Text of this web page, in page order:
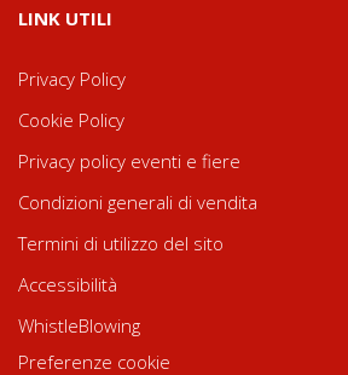
LINK UTILI
Privacy Policy
Cookie Policy
Privacy policy eventi e fiere
Condizioni generali di vendita
Termini di utilizzo del sito
Accessibilità
WhistleBlowing
Preferenze cookie